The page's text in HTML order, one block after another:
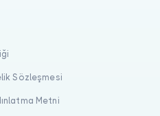
Sözleşmesi
Metni